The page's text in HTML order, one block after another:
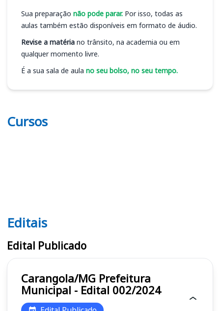
Sua preparação não pode parar. Por isso, todas as
aulas também estão disponíveis em formato de áudio.
Revise a matéria no trânsito, na academia ou em
qualquer momento livre.
É a sua sala de aula no seu bolso, no seu tempo.
Cursos
Editais
Editais
Edital Publicado
Carangola/MG Prefeitura
Municipal - Edital 002/2024